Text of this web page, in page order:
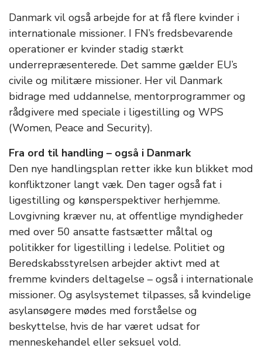
Danmark vil også arbejde for at få flere kvinder i
internationale missioner. I FN’s fredsbevarende
operationer er kvinder stadig stærkt
underrepræsenterede. Det samme gælder EU’s
civile og militære missioner. Her vil Danmark
bidrage med uddannelse, mentorprogrammer og
rådgivere med speciale i ligestilling og WPS
(Women, Peace and Security).
Fra ord til handling – også i Danmark
Den nye handlingsplan retter ikke kun blikket mod
konfliktzoner langt væk. Den tager også fat i
ligestilling og kønsperspektiver herhjemme.
Lovgivning kræver nu, at offentlige myndigheder
med over 50 ansatte fastsætter måltal og
politikker for ligestilling i ledelse. Politiet og
Beredskabsstyrelsen arbejder aktivt med at
fremme kvinders deltagelse – også i internationale
missioner. Og asylsystemet tilpasses, så kvindelige
asylansøgere mødes med forståelse og
beskyttelse, hvis de har været udsat for
menneskehandel eller seksuel vold.